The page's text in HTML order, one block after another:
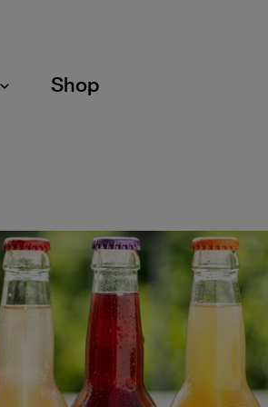
Shop